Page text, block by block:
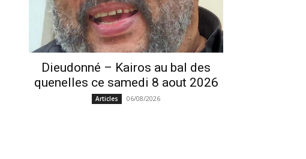
Dieudonné – Kairos au bal des
quenelles ce samedi 8 aout 2026
Articles 06/08/2026